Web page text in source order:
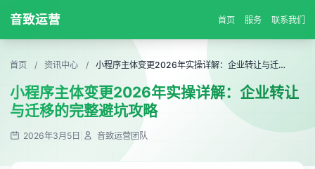
音致运营 首页 服务 联系我们
首页 / 资讯中心 / 小程序主体变更2026年实操详解：企业转让与迁移的完整避坑攻略
小程序主体变更2026年实操详解：企业转让
与迁移的完整避坑攻略
2026年3月5日 音致运营团队